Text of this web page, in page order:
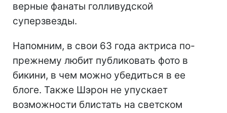
верные фанаты голливудской
суперзвезды.
Напомним, в свои 63 года актриса по-
прежнему любит публиковать фото в
бикини, в чем можно убедиться в ее
блоге. Также Шэрон не упускает
возможности блистать на светском